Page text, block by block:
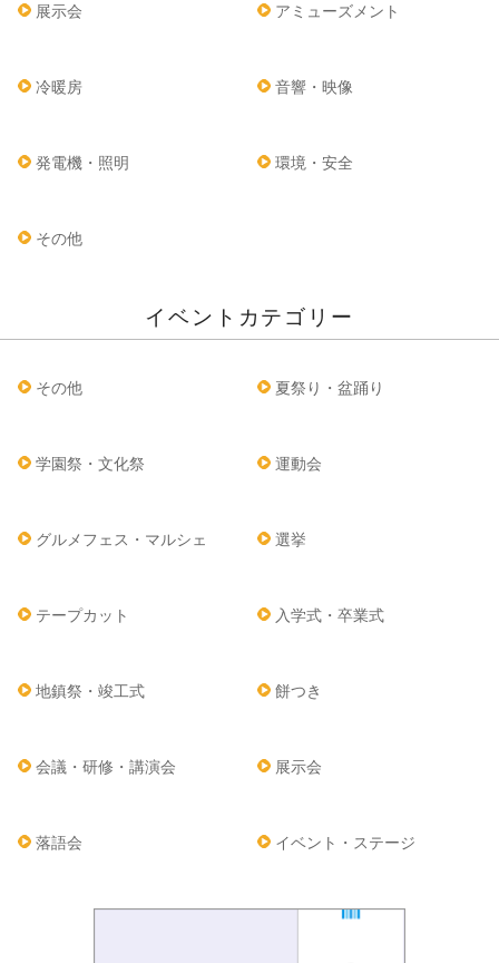
展示会 アミューズメント
冷暖房 音響・映像
発電機・照明 環境・安全
その他
イベントカテゴリー
その他 夏祭り・盆踊り
学園祭・文化祭 運動会
グルメフェス・マルシェ 選挙
テープカット 入学式・卒業式
地鎮祭・竣工式 餅つき
会議・研修・講演会 展示会
落語会 イベント・ステージ